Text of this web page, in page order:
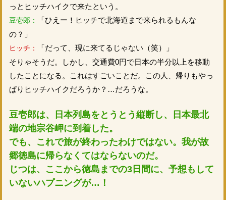
っとヒッチハイクで来たという。
豆壱郎：
「ひえー！ヒッチで北海道まで来られるもんな
の？」
ヒッチ：
「だって、現に来てるじゃない（笑）」
そりゃそうだ。しかし、交通費0円で日本の半分以上を移動
したことになる。これはすごいことだ。この人、帰りもやっ
ぱりヒッチハイクだろうか？…だろうな。
豆壱郎は、日本列島をとうとう縦断し、日本最北
端の地宗谷岬に到着した。
でも、これで旅が終わったわけではない。我が故
郷徳島に帰らなくてはならないのだ。
じつは、ここから徳島までの3日間に、予想もして
いないハプニングが…！